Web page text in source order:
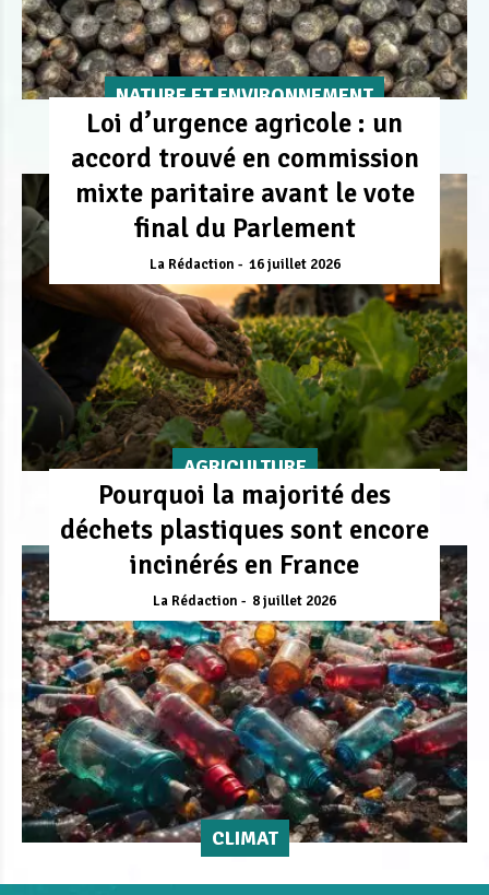
NATURE ET ENVIRONNEMENT
Loi d’urgence agricole : un
accord trouvé en commission
mixte paritaire avant le vote
final du Parlement
La Rédaction 16 juillet 2026
AGRICULTURE
Pourquoi la majorité des
déchets plastiques sont encore
incinérés en France
La Rédaction 8 juillet 2026
CLIMAT